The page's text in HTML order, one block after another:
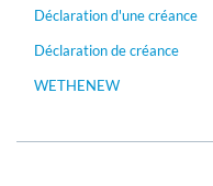
Déclaration d'une créance
Déclaration de créance
WETHENEW